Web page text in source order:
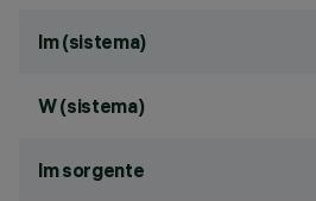
lm (sistema)
W (sistema)
lm sorgente